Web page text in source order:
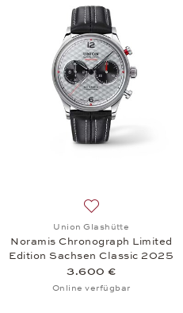
Union Glashütte
Noramis Chronograph Limited
Edition Sachsen Classic 2025
3.600 €
Online verfügbar